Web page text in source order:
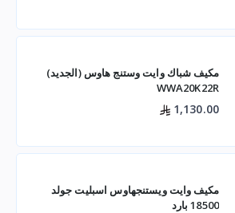
مكيف شباك وايت وستنج هاوس (الجديد)
WWA20K22R
1,130.00
مكيف وايت ويستنجهاوس اسبليت جولد
18500 بارد